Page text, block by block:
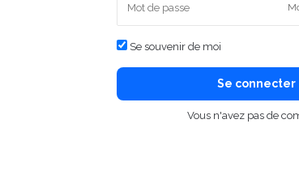
Se souvenir de moi
Se connecter
Vous n'avez pas de